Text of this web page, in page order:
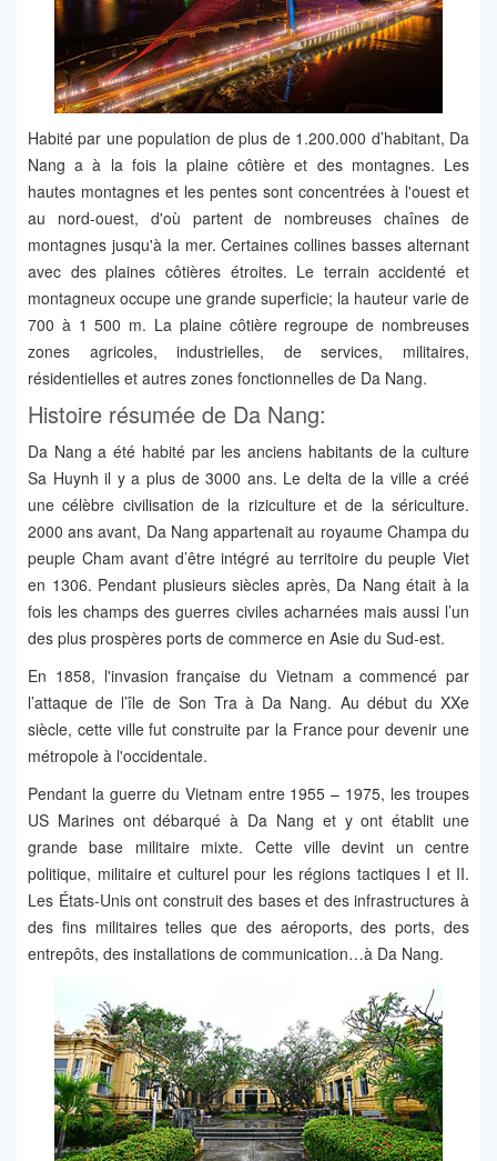
Habité par une population de plus de 1.200.000 d’habitant, Da
Nang a à la fois la plaine côtière et des montagnes. Les
hautes montagnes et les pentes sont concentrées à l'ouest et
au nord-ouest, d'où partent de nombreuses chaînes de
montagnes jusqu'à la mer. Certaines collines basses alternant
avec des plaines côtières étroites. Le terrain accidenté et
montagneux occupe une grande superficie; la hauteur varie de
700 à 1 500 m. La plaine côtière regroupe de nombreuses
zones agricoles, industrielles, de services, militaires,
résidentielles et autres zones fonctionnelles de Da Nang.
Histoire résumée de Da Nang:
Da Nang a été habité par les anciens habitants de la culture
Sa Huynh il y a plus de 3000 ans. Le delta de la ville a créé
une célèbre civilisation de la riziculture et de la sériculture.
2000 ans avant, Da Nang appartenait au royaume Champa du
peuple Cham avant d’être intégré au territoire du peuple Viet
en 1306. Pendant plusieurs siècles après, Da Nang était à la
fois les champs des guerres civiles acharnées mais aussi l’un
des plus prospères ports de commerce en Asie du Sud-est.
En 1858, l'invasion française du Vietnam a commencé par
l’attaque de l’île de Son Tra à Da Nang. Au début du XXe
siècle, cette ville fut construite par la France pour devenir une
métropole à l'occidentale.
Pendant la guerre du Vietnam entre 1955 – 1975, les troupes
US Marines ont débarqué à Da Nang et y ont établit une
grande base militaire mixte. Cette ville devint un centre
politique, militaire et culturel pour les régions tactiques I et II.
Les États-Unis ont construit des bases et des infrastructures à
des fins militaires telles que des aéroports, des ports, des
entrepôts, des installations de communication…à Da Nang.